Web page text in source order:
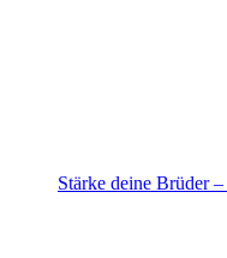
Stärke deine Brüder